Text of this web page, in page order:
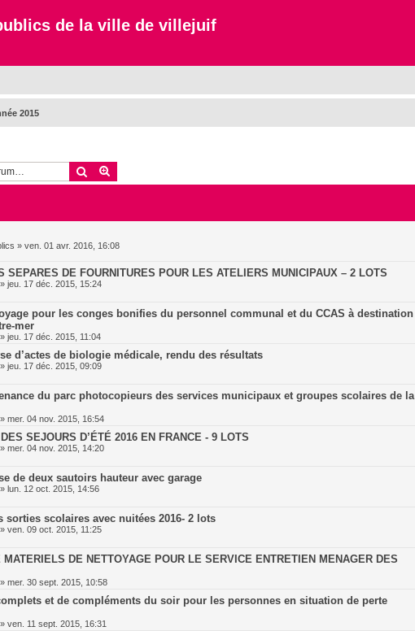
de la ville de villejuif
2015
Rechercher
» ven. 01 avr. 2016, 16:08
SEPARES DE FOURNITURES POUR LES ATELIERS MUNICIPAUX – 2 LOTS
» jeu. 17 déc. 2015, 15:24
pour les conges bonifies du personnel communal et du CCAS à destination
mer
» jeu. 17 déc. 2015, 11:04
d’actes de biologie médicale, rendu des résultats
» jeu. 17 déc. 2015, 09:09
du parc photocopieurs des services municipaux et groupes scolaires de la
» mer. 04 nov. 2015, 16:54
SEJOURS D’ÉTÉ 2016 EN FRANCE - 9 LOTS
» mer. 04 nov. 2015, 14:20
de deux sautoirs hauteur avec garage
» lun. 12 oct. 2015, 14:56
sorties scolaires avec nuitées 2016- 2 lots
» ven. 09 oct. 2015, 11:25
MATERIELS DE NETTOYAGE POUR LE SERVICE ENTRETIEN MENAGER DES
» mer. 30 sept. 2015, 10:58
et de compléments du soir pour les personnes en situation de perte
» ven. 11 sept. 2015, 16:31